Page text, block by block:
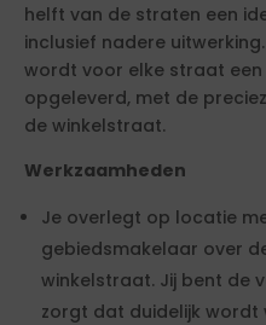
helft van de straten een
inclusief nadere
wordt voor elke straat
opgeleverd, met de
de winkelstraat.
Werkzaamheden
Je overlegt op locatie
gebiedsmakelaar over
winkelstraat. Jij bent de
zorgt dat duidelijk wordt